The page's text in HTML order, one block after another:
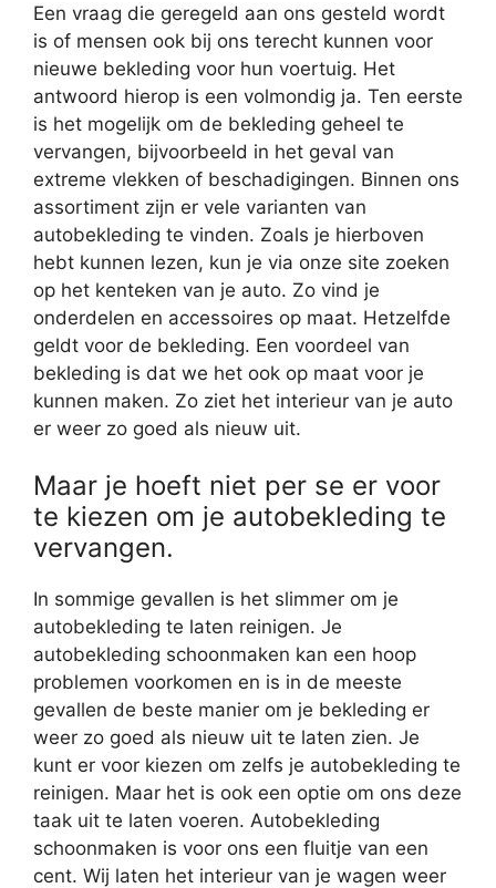
Een vraag die geregeld aan ons gesteld wordt
is of mensen ook bij ons terecht kunnen voor
nieuwe bekleding voor hun voertuig. Het
antwoord hierop is een volmondig ja. Ten eerste
is het mogelijk om de bekleding geheel te
vervangen, bijvoorbeeld in het geval van
extreme vlekken of beschadigingen. Binnen ons
assortiment zijn er vele varianten van
autobekleding te vinden. Zoals je hierboven
hebt kunnen lezen, kun je via onze site zoeken
op het kenteken van je auto. Zo vind je
onderdelen en accessoires op maat. Hetzelfde
geldt voor de bekleding. Een voordeel van
bekleding is dat we het ook op maat voor je
kunnen maken. Zo ziet het interieur van je auto
er weer zo goed als nieuw uit.
Maar je hoeft niet per se er voor
te kiezen om je autobekleding te
vervangen.
In sommige gevallen is het slimmer om je
autobekleding te laten reinigen. Je
autobekleding schoonmaken kan een hoop
problemen voorkomen en is in de meeste
gevallen de beste manier om je bekleding er
weer zo goed als nieuw uit te laten zien. Je
kunt er voor kiezen om zelfs je autobekleding te
reinigen. Maar het is ook een optie om ons deze
taak uit te laten voeren. Autobekleding
schoonmaken is voor ons een fluitje van een
cent. Wij laten het interieur van je wagen weer